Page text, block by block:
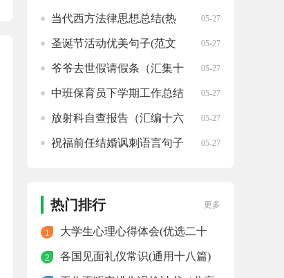
当代西方法律思想总结(热
05-27
圣诞节活动优美句子(范文
05-27
爷爷去世假请假条（汇集十
05-27
中班保育员下学期工作总结
05-27
放射科自查报告（汇编十六
05-27
祝福前任结婚讽刺语言句子
05-27
热门排行 更多
1
大学生心理心得体会(优选二十
2 各国见面礼仪常识(通用十八篇)